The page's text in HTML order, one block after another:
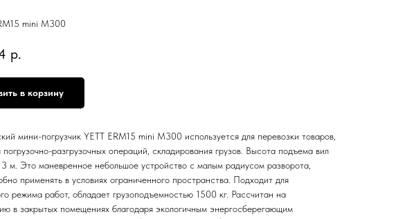
mini M300
р.
в корзину
мини-погрузчик YETT ERM15 mini M300 используется для перевозки товаров,
погрузочно-разгрузочных операций, складирования грузов. Высота подъема вил
3 м. Это маневренное небольшое устройство с малым радиусом разворота,
применять в условиях ограниченного пространства. Подходит для
режима работ, обладает грузоподъемностью 1500 кг. Рассчитан на
в закрытых помещениях благодаря экологичным энергосберегающим